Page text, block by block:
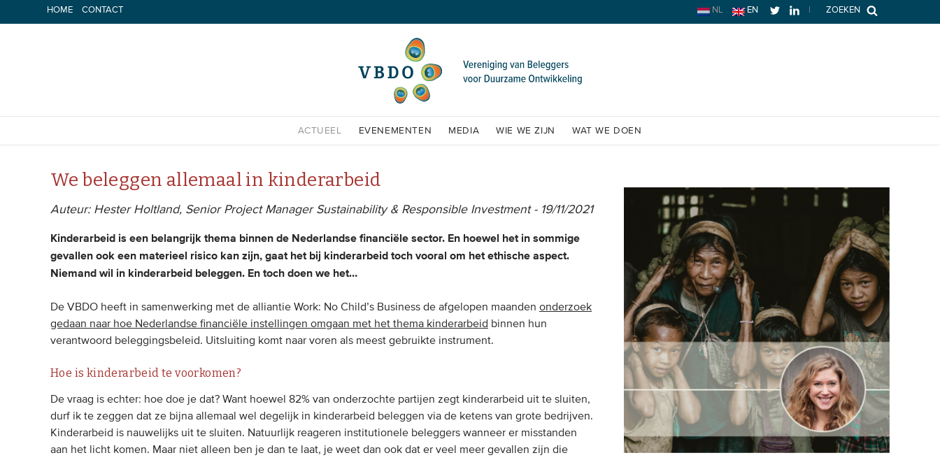
naar
HOME CONTACT ZOEKEN
NL EN
ACTUEEL EVENEMENTEN MEDIA WIE WE ZIJN WAT WE DOEN
We beleggen allemaal in kinderarbeid
Auteur: Hester Holtland, Senior Project Manager Sustainability & Responsible Investment - 19/11/2021
Kinderarbeid is een belangrijk thema binnen de Nederlandse financiële sector. En hoewel het in sommige
gevallen ook een materieel risico kan zijn, gaat het bij kinderarbeid toch vooral om het ethische aspect.
Niemand wil in kinderarbeid beleggen. En toch doen we het…
De VBDO heeft in samenwerking met de alliantie Work: No Child’s Business de afgelopen maanden onderzoek
gedaan naar hoe Nederlandse financiële instellingen omgaan met het thema kinderarbeid binnen hun
verantwoord beleggingsbeleid. Uitsluiting komt naar voren als meest gebruikte instrument.
Hoe is kinderarbeid te voorkomen?
De vraag is echter: hoe doe je dat? Want hoewel 82% van onderzochte partijen zegt kinderarbeid uit te sluiten,
durf ik te zeggen dat ze bijna allemaal wel degelijk in kinderarbeid beleggen via de ketens van grote bedrijven.
Kinderarbeid is nauwelijks uit te sluiten. Natuurlijk reageren institutionele beleggers wanneer er misstanden
aan het licht komen. Maar niet alleen ben je dan te laat, je weet dan ook dat er veel meer gevallen zijn die